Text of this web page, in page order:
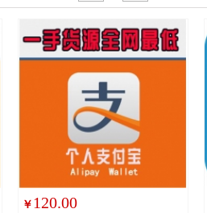
￥ 120.00